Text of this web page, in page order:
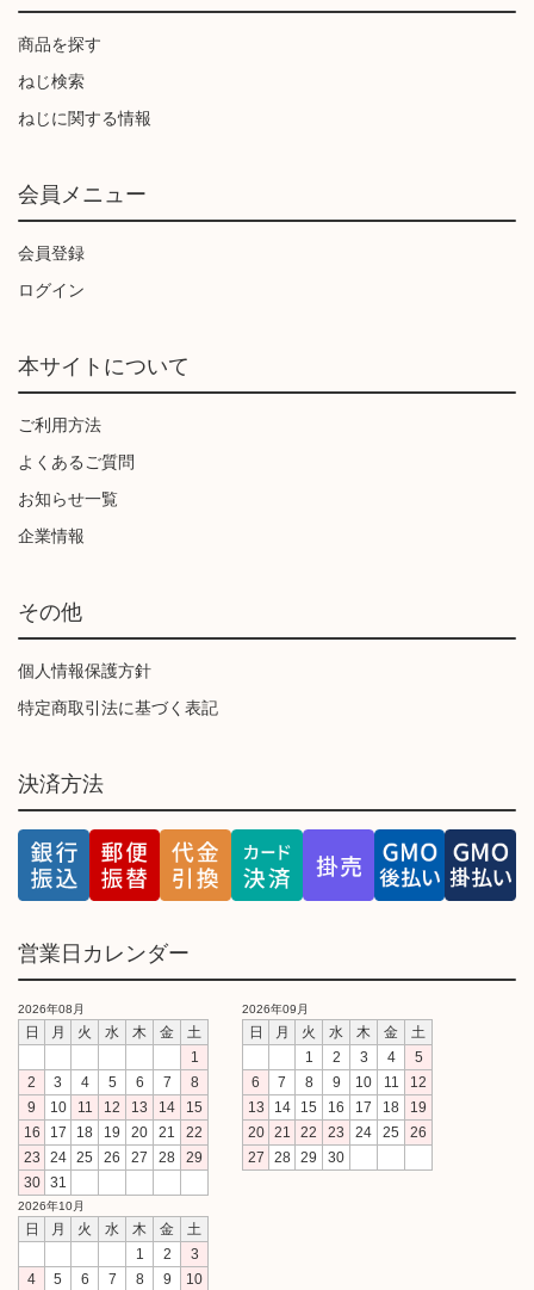
商品を探す
ねじ検索
ねじに関する情報
会員メニュー
会員登録
ログイン
本サイトについて
ご利用方法
よくあるご質問
お知らせ一覧
企業情報
その他
個人情報保護方針
特定商取引法に基づく表記
決済方法
営業日カレンダー
2026年08月
日 月 火 水 木 金
土
1
2
3 4 5 6 7
8
9
10 11 12 13 14
15
16
17 18 19 20 21
22
23
24 25 26 27 28
29
30
31
2026年09月
日 月 火 水 木 金
土
1
2 3 4
5
6
7 8 9 10 11
12
13
14 15 16 17 18
19
20
21 22 23 24 25
26
27
28 29 30
2026年10月
日 月 火 水 木 金
土
1
2
3
4
5 6 7 8 9 10